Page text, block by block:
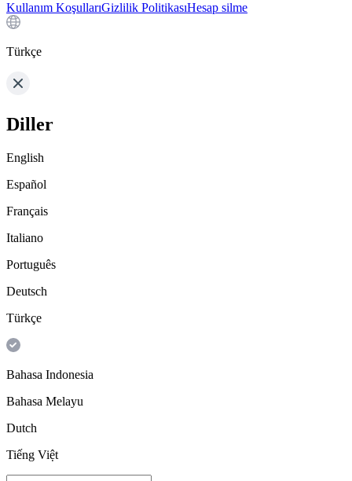
Kullanım KoşullarıGizlilik PolitikasıHesap silme
Türkçe
Diller
English
Español
Français
Italiano
Português
Deutsch
Türkçe
Bahasa Indonesia
Bahasa Melayu
Dutch
Tiếng Việt